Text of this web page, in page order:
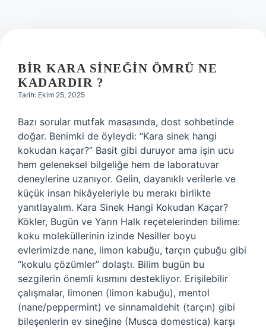
BIR KARA SINEĞIN ÖMRÜ NE
KADARDIR ?
Tarih: Ekim 25, 2025
Bazı sorular mutfak masasında, dost sohbetinde
doğar. Benimki de öyleydi: “Kara sinek hangi
kokudan kaçar?” Basit gibi duruyor ama işin ucu
hem geleneksel bilgeliğe hem de laboratuvar
deneylerine uzanıyor. Gelin, dayanıklı verilerle ve
küçük insan hikâyeleriyle bu merakı birlikte
yanıtlayalım. Kara Sinek Hangi Kokudan Kaçar?
Kökler, Bugün ve Yarın Halk reçetelerinden bilime:
koku moleküllerinin izinde Nesiller boyu
evlerimizde nane, limon kabuğu, tarçın çubuğu gibi
“kokulu çözümler” dolaştı. Bilim bugün bu
sezgilerin önemli kısmını destekliyor. Erişilebilir
çalışmalar, limonen (limon kabuğu), mentol
(nane/peppermint) ve sinnamaldehit (tarçın) gibi
bileşenlerin ev sineğine (Musca domestica) karşı